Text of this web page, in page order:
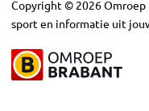
Copyright © 2026Omroep
sport en informatie uit